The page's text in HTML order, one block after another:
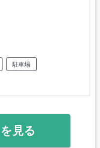
駐車場
見る